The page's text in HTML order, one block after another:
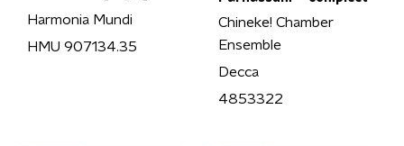
Harmonia Mundi
HMU 907134.35
Chineke! Chamber
Ensemble
Decca
4853322